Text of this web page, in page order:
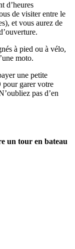
d’heures
de visiter entre le
et vous aurez de
à pied ou à vélo,
moto.
une petite
pour garer votre
pas d’en
un tour en bateau